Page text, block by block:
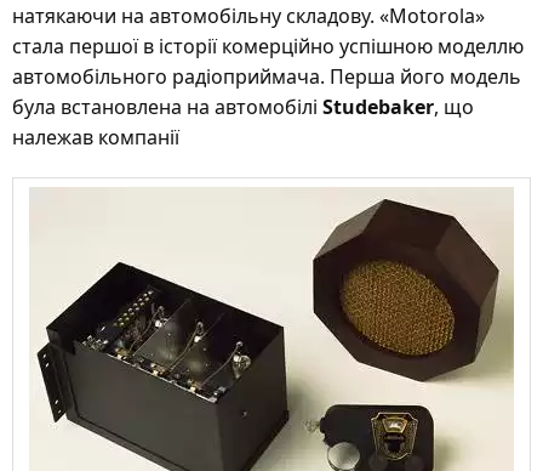
натякаючи на автомобільну складову. «Motorola»
стала першої в історії комерційно успішною моделлю
автомобільного радіоприймача. Перша його модель
була встановлена на автомобілі Studebaker, що
належав компанії